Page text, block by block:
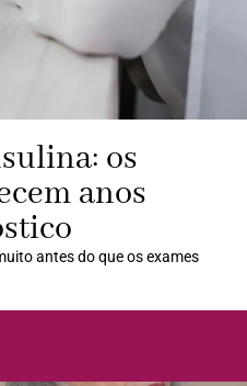
os
anos
antes do que os exames